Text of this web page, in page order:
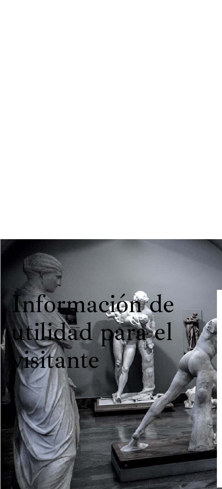
Información de
utilidad para el
visitante